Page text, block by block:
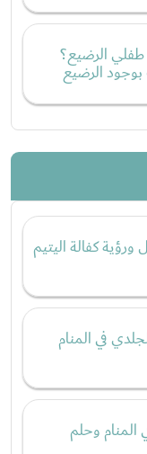
الرضيع؟
الرضيع
كفالة اليتيم
في المنام
المنام وحلم